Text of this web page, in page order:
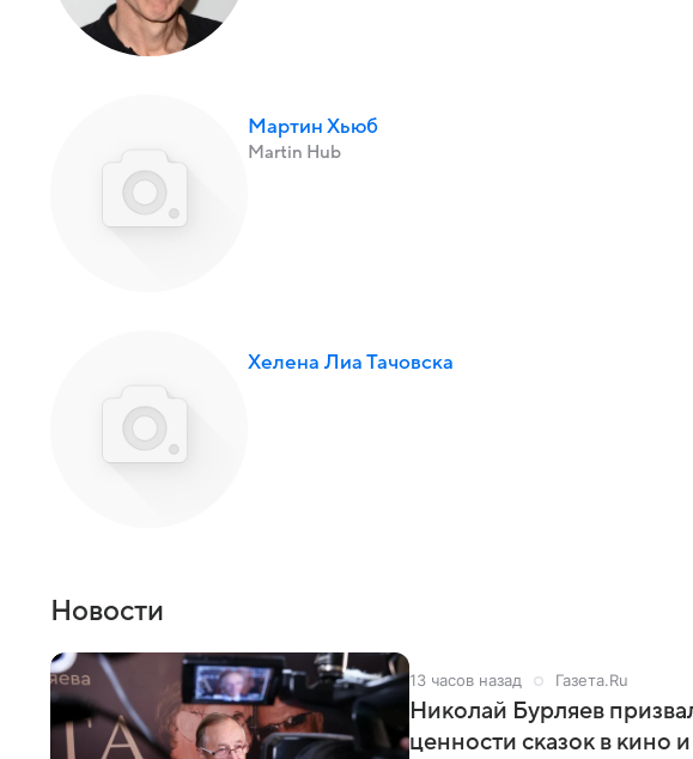
Мартин Хьюб
Martin Hub
Хелена Лиа Тачовска
Новости
13 часов назад Газета.Ru
Николай Бурляев
ценности сказок в кино